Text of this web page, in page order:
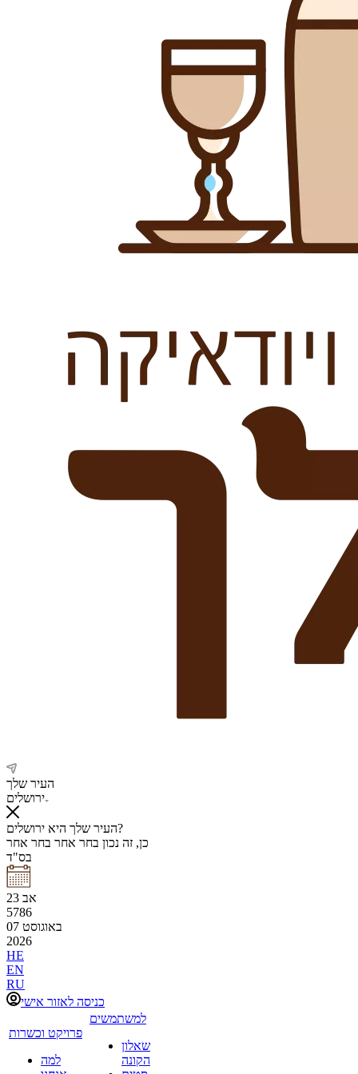
העיר שלך
ירושלים
העיר שלך היא ירושלים?
כן, זה נכון בחר אחר בחר אחר
בס"ד
23 אב
5786
07 באוגוסט
2026
HE
EN
RU
כניסה לאזור אישי
פרויקט וכשרות
למה
למשתמשים
שאלון
הקונה